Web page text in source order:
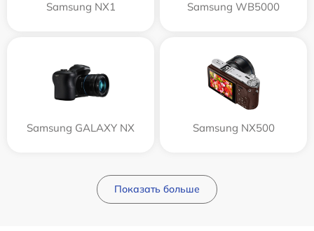
Samsung NX1 Samsung WB5000
Samsung GALAXY NX Samsung NX500
Показать больше